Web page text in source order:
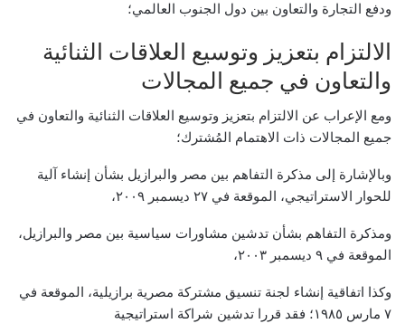
ودفع التجارة والتعاون بين دول الجنوب العالمي؛
الالتزام بتعزيز وتوسيع العلاقات الثنائية
والتعاون في جميع المجالات
​ومع الإعراب عن الالتزام بتعزيز وتوسيع العلاقات الثنائية والتعاون في
جميع المجالات ذات الاهتمام المُشترك؛ ​
وبالإشارة إلى مذكرة التفاهم بين مصر والبرازيل بشأن إنشاء آلية
للحوار الاستراتيجي، الموقعة في ٢٧ ديسمبر ٢٠٠٩،
ومذكرة التفاهم بشأن تدشين مشاورات سياسية بين مصر والبرازيل،
الموقعة في ٩ ديسمبر ٢٠٠٣،
وكذا اتفاقية إنشاء لجنة تنسيق مشتركة مصرية برازيلية، الموقعة في
٧ مارس ١٩٨٥؛ ​فقد قررا تدشين شراكة استراتيجية